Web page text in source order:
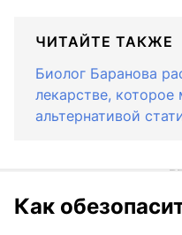
ЧИТАЙТЕ ТАКЖЕ
Биолог Баранова
лекарстве, которое
альтернативой
Как